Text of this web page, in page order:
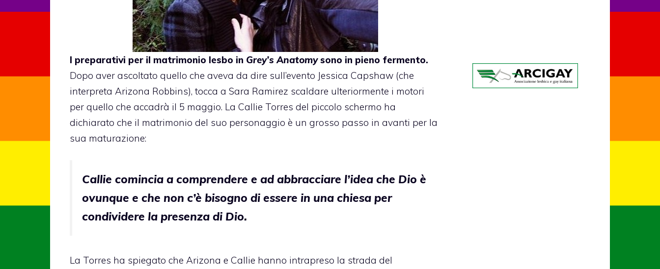
I preparativi per il matrimonio lesbo in Grey’s Anatomysono in pieno fermento.
Dopo aver ascoltato quello che aveva da dire sull’evento Jessica Capshaw (che
interpreta Arizona Robbins), tocca a Sara Ramirez scaldare ulteriormente i motori
per quello che accadrà il 5 maggio. La Callie Torres del piccolo schermo ha
dichiarato che il matrimonio del suo personaggio è un grosso passo in avanti per la
sua maturazione:
Callie comincia a comprendere e ad abbracciare l’idea che Dio è
ovunque e che non c’è bisogno di essere in una chiesa per
condividere la presenza di Dio.
La Torres ha spiegato che Arizona e Callie hanno intrapreso la strada del